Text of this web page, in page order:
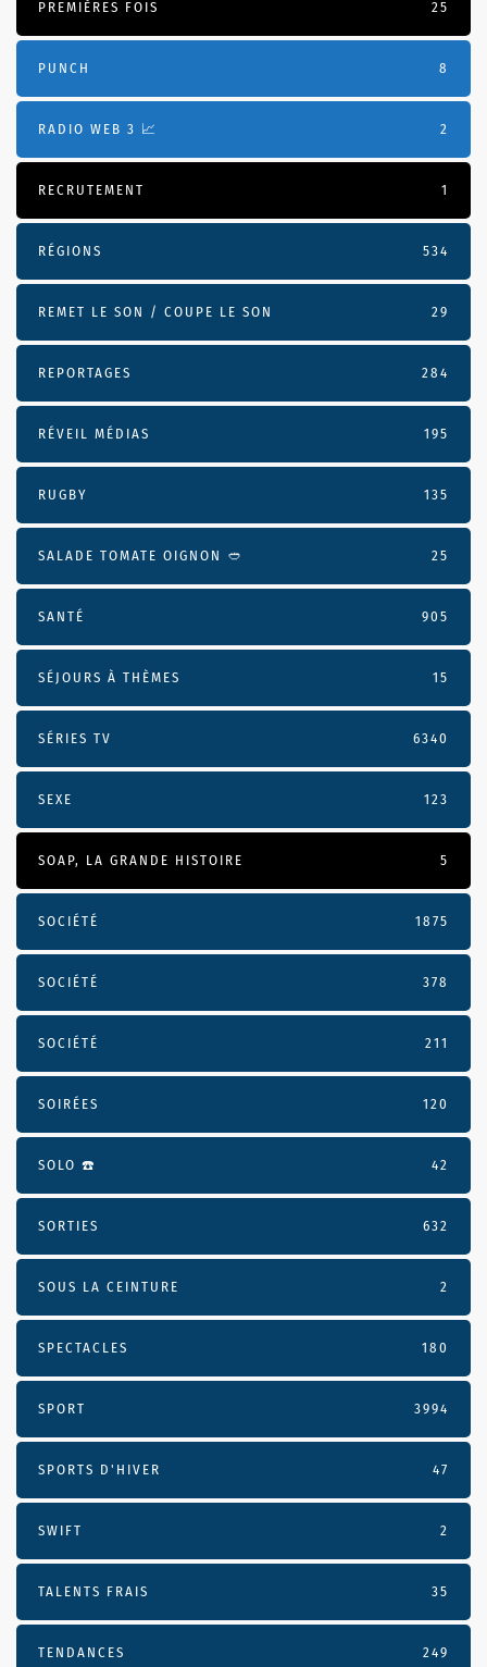
PREMIÈRES FOIS 25
PUNCH 8
RADIO WEB 3 📈 2
RECRUTEMENT 1
RÉGIONS 534
REMET LE SON / COUPE LE SON 29
REPORTAGES 284
RÉVEIL MÉDIAS 195
RUGBY 135
SALADE TOMATE OIGNON 🥙 25
SANTÉ 905
SÉJOURS À THÈMES 15
SÉRIES TV 6340
SEXE 123
SOAP, LA GRANDE HISTOIRE 5
SOCIÉTÉ 1875
SOCIÉTÉ 378
SOCIÉTÉ 211
SOIRÉES 120
SOLO ☎️ 42
SORTIES 632
SOUS LA CEINTURE 2
SPECTACLES 180
SPORT 3994
SPORTS D'HIVER 47
SWIFT 2
TALENTS FRAIS 35
TENDANCES 249